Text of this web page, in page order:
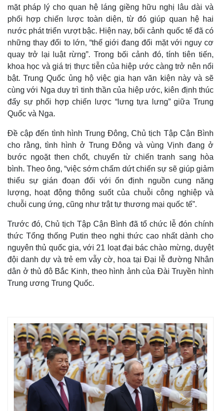
Thế giới
Quan sát
Cuộc sống đó đây
Hồ sơ
Multimedia
Video
Ảnh
E-Magazine
Infographic
mặt pháp lý cho quan hệ láng giềng hữu nghị lâu dài và
phối hợp chiến lược toàn diện, từ đó giúp quan hệ hai
nước phát triển vượt bậc. Hiện nay, bối cảnh quốc tế đã có
những thay đổi to lớn, “thế giới đang đối mặt với nguy cơ
quay trở lại luật rừng”. Trong bối cảnh đó, tính tiên tiến,
khoa học và giá trị thực tiễn của hiệp ước càng trở nên nổi
bật. Trung Quốc ủng hộ việc gia hạn văn kiện này và sẽ
cùng với Nga duy trì tinh thần của hiệp ước, kiên định thúc
đẩy sự phối hợp chiến lược “lưng tựa lưng” giữa Trung
Quốc và Nga.
Đề cập đến tình hình Trung Đông, Chủ tịch Tập Cận Bình
cho rằng, tình hình ở Trung Đông và vùng Vịnh đang ở
bước ngoặt then chốt, chuyển từ chiến tranh sang hòa
bình. Theo ông, “việc sớm chấm dứt chiến sự sẽ giúp giảm
thiểu sự gián đoạn đối với ổn định nguồn cung năng
lượng, hoạt động thông suốt của chuỗi công nghiệp và
chuỗi cung ứng, cũng như trật tự thương mại quốc tế”.
Trước đó, Chủ tịch Tập Cận Bình đã tổ chức lễ đón chính
thức Tổng thống Putin theo nghi thức cao nhất dành cho
nguyên thủ quốc gia, với 21 loạt đại bác chào mừng, duyệt
đội danh dự và trẻ em vẫy cờ, hoa tại Đại lễ đường Nhân
dân ở thủ đô Bắc Kinh, theo hình ảnh của Đài Truyền hình
Trung ương Trung Quốc.